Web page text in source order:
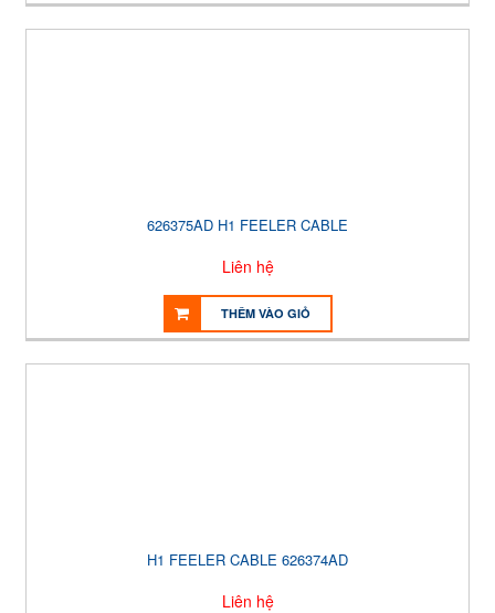
626375AD H1 FEELER CABLE
Liên hệ
THÊM VÀO GIỎ
H1 FEELER CABLE 626374AD
Liên hệ